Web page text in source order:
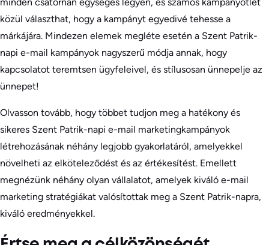
közül választhat, hogy a kampányt egyedivé tehesse a
márkájára. Mindezen elemek megléte esetén a Szent Patrik-
napi e-mail kampányok nagyszerű módja annak, hogy
kapcsolatot teremtsen ügyfeleivel, és stílusosan ünnepelje az
ünnepet!
Olvasson tovább, hogy többet tudjon meg a hatékony és
sikeres Szent Patrik-napi e-mail marketingkampányok
létrehozásának néhány legjobb gyakorlatáról, amelyekkel
növelheti az elköteleződést és az értékesítést. Emellett
megnézünk néhány olyan vállalatot, amelyek kiváló e-mail
marketing stratégiákat valósítottak meg a Szent Patrik-napra,
kiváló eredményekkel.